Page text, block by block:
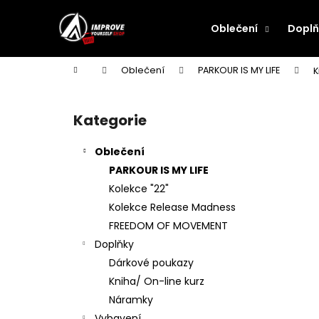
Oblečení
Domů Oblečení PARKOUR IS MY LIFE
Přeskočit
kategorie
Kategorie
Oblečení
PARKOUR IS MY LIFE
Kolekce "22"
Kolekce Release Madness
FREEDOM OF MOVEMENT
Doplňky
Dárkové poukazy
Kniha/ On-line kurz
Náramky
í
Zpět
do
Zpět
do